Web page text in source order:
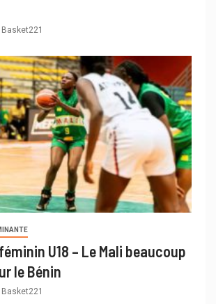
Basket221
U18 – Le Mali beaucoup
le Bénin
Basket221